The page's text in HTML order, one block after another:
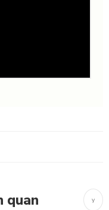
quan